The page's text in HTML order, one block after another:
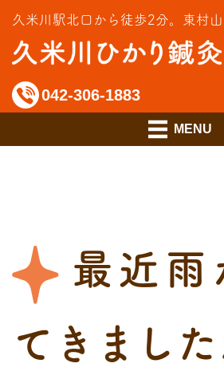
久米川駅北口から徒歩2分。 東村
042-306-1883
料金のご案内
アクセス
最近雨
てきました